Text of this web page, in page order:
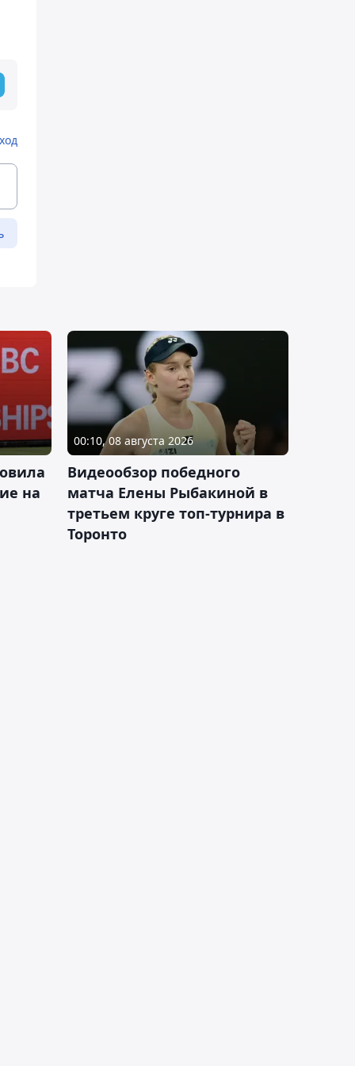
на
00:10, 08 августа 2026
Видеообзор победного
матча Елены Рыбакиной в
третьем круге топ-турнира в
Торонто